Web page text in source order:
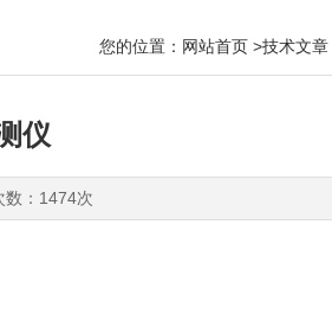
您的位置： 网站首页 >技术文章
仪
：1474次